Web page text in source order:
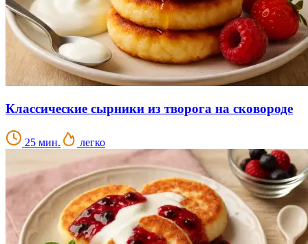
Классические сырники из творога на сковороде
25 мин. легко